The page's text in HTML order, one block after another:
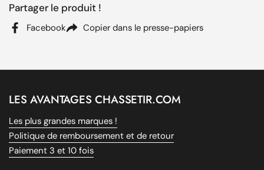
Une patine qui embellit avec l’âge, donnant un caractère
unique au fil du temps.
Technologies et Matériaux
Utilisés
Utilisant uncuir de vachette pleine fleur
Partager le produit !
Facebook Copier dans le presse-papiers
LES AVANTAGES CHASSETIR.COM
Les plus grandes marques !
Politique de remboursement et de retour
Paiement 3 et 10 fois